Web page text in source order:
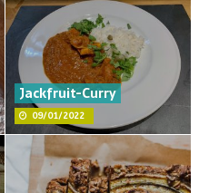
Jackfruit-Curry
09/01/2022